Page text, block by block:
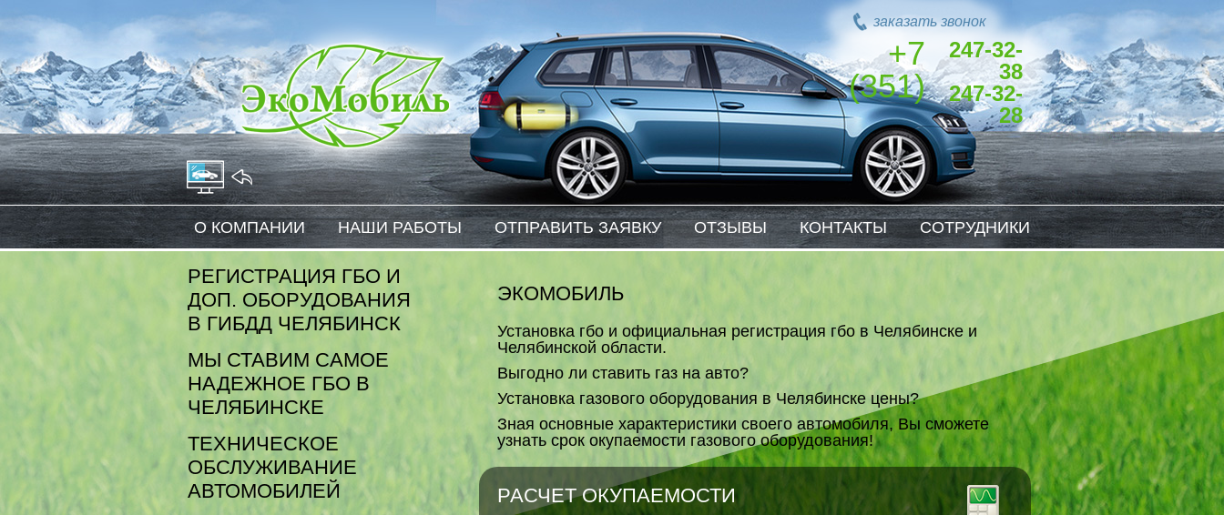
Экомобиль
На главную
+7
(351)
247-32-
38
247-32-
28
заказать звонок
О КОМПАНИИ НАШИ РАБОТЫ ОТПРАВИТЬ ЗАЯВКУ ОТЗЫВЫ КОНТАКТЫ СОТРУДНИКИ
ЭКОМОБИЛЬ
Установка гбо и официальная регистрация гбо в Челябинске и
Челябинской области.
Выгодно ли ставить газ на авто?
Установка газового оборудования в Челябинске цены?
Зная основные характеристики своего автомобиля, Вы сможете
узнать срок окупаемости газового оборудования!
РАСЧЕТ ОКУПАЕМОСТИ
РЕГИСТРАЦИЯ ГБО И
ДОП. ОБОРУДОВАНИЯ
В ГИБДД ЧЕЛЯБИНСК
МЫ СТАВИМ САМОЕ
НАДЕЖНОЕ ГБО В
ЧЕЛЯБИНСКЕ
ТЕХНИЧЕСКОЕ
ОБСЛУЖИВАНИЕ
АВТОМОБИЛЕЙ